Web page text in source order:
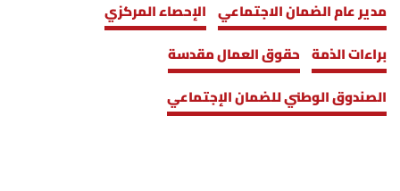
مدير عام الضمان الاجتماعي الإحصاء المركزي
براءات الذمة حقوق العمال مقدسة
الصندوق الوطني للضمان الإجتماعي